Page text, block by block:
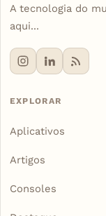
A tecnologia do
aqui...
EXPLORAR
Aplicativos
Artigos
Consoles